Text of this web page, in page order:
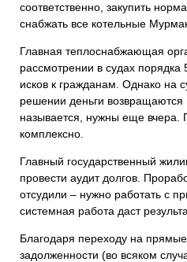
соответственно, закупить
снабжать все котельные
Главная теплоснабжающая
рассмотрении в судах
исков к гражданам. Однако на
решении деньги возвращаются
называется, нужны еще вчера.
комплексно.
Главный государственный
провести аудит долгов.
отсудили – нужно работать с
системная работа даст
Благодаря переходу на
задолженности (во всяком